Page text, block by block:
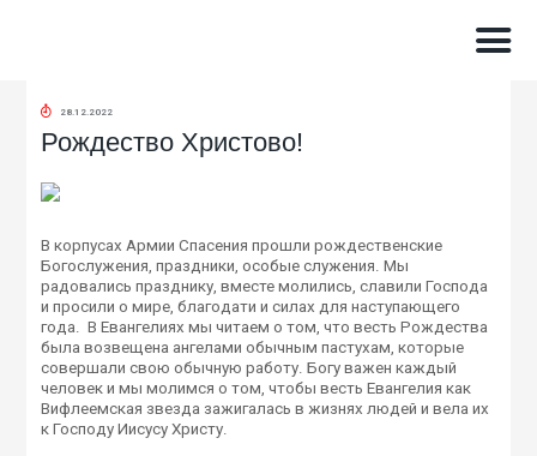
28.12.2022
Рождество Христово!
В корпусах Армии Спасения прошли рождественские
Богослужения, праздники, особые служения. Мы
радовались празднику, вместе молились, славили Господа
и просили о мире, благодати и силах для наступающего
года. В Евангелиях мы читаем о том, что весть Рождества
была возвещена ангелами обычным пастухам, которые
совершали свою обычную работу. Богу важен каждый
человек и мы молимся о том, чтобы весть Евангелия как
Вифлеемская звезда зажигалась в жизнях людей и вела их
к Господу Иисусу Христу.